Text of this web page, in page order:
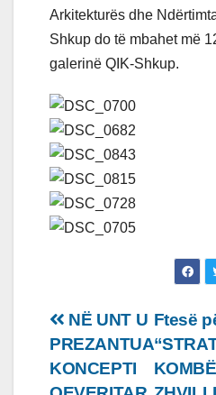
Arkitekturës dhe
Shkup do të mbahet më
galerinë QIK-Shkup.
Lëvizje
te
Ftesë
NË UNT U
PREZANTUA
KONCEPTI